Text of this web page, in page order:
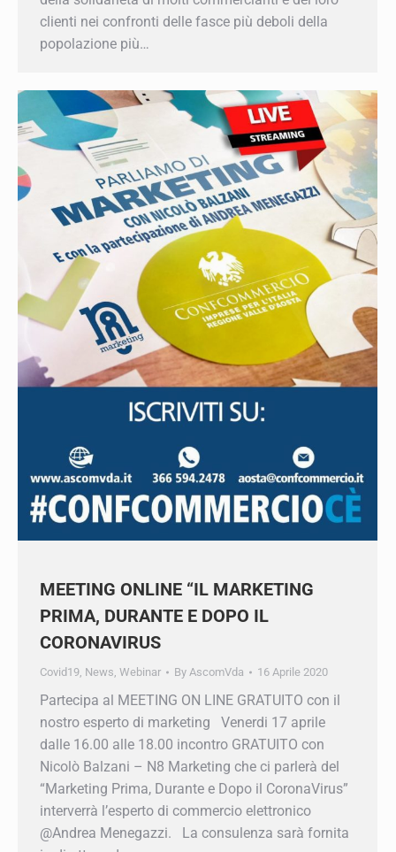
clienti nei confronti delle fasce più deboli della
popolazione più…
PRIMA, DURANTE E DOPO IL
CORONAVIRUS
Covid19,News,Webinar
Partecipa al MEETING ON LINE GRATUITO con il
nostro esperto di marketing Venerdi 17 aprile
dalle 16.00 alle 18.00 incontro GRATUITO con
Nicolò Balzani – N8 Marketing che ci parlerà del
“Marketing Prima, Durante e Dopo il
CoronaVirus” interverrà l’esperto di commercio
elettronico @Andrea Menegazzi. La consulenza
sarà fornita in diretta e, dopo…